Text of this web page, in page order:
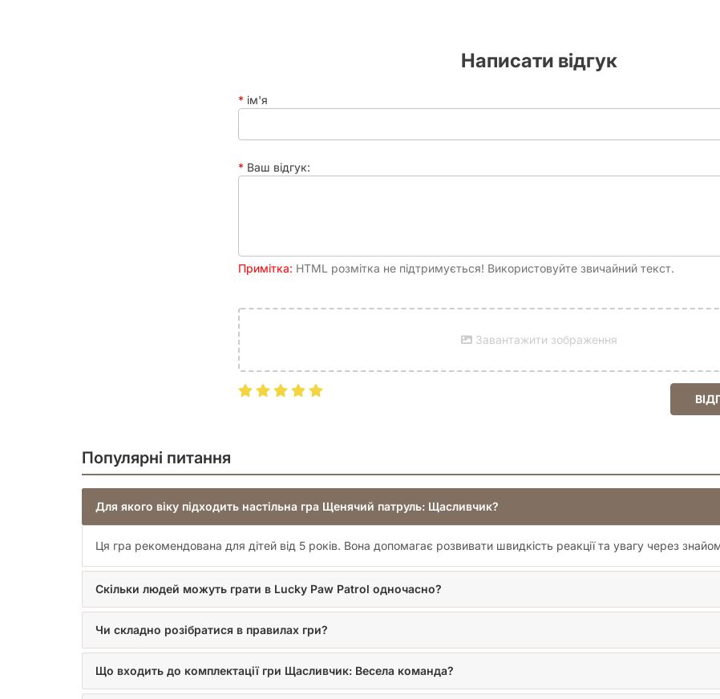
Написати відгук
ім'я
Ваш відгук:
Примітка: HTML розмітка не підтримується! Використовуйте звичайний текст.
Завантажити зображення
Популярні питання
Для якого віку підходить настільна гра Щенячий патруль: Щасливчик?
Ця гра рекомендована для дітей від 5 років. Вона допомагає розвивати швидкість реакції та увагу через
Скільки людей можуть грати в Lucky Paw Patrol одночасно?
Чи складно розібратися в правилах гри?
Що входить до комплектації гри Щасливчик: Весела команда?